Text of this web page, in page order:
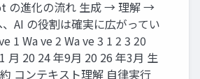
の進化の流れ 生成 → 理解 →
AI の役割は確実に広がってい
1 Wa ve 2 Wa ve 3 1 2 3 20
月 20 24 年9月 20 26 年3月 生
コンテキスト理解 自律実行